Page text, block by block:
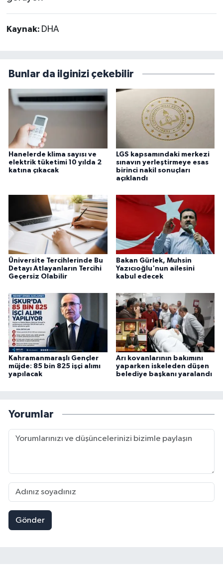
Kaynak: DHA
Bunlar da ilginizi çekebilir
Hanelerde klima sayısı ve
elektrik tüketimi 10 yılda 2
katına çıkacak
LGS kapsamındaki merkezi
sınavın yerleştirmeye esas
birinci nakil sonuçları
açıklandı
Üniversite Tercihlerinde Bu
Detayı Atlayanların Tercihi
Geçersiz Olabilir
Bakan Gürlek, Muhsin
Yazıcıoğlu'nun ailesini
kabul edecek
Kahramanmaraşlı Gençler
müjde: 85 bin 825 işçi alımı
yapılacak
Arı kovanlarının bakımını
yaparken iskeleden düşen
belediye başkanı yaralandı
Yorumlar
Gönder